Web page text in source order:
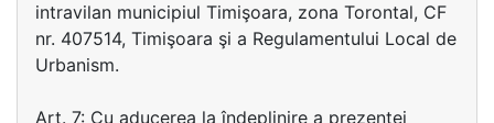
intravilan municipiul Timişoara, zona Torontal, CF
nr. 407514, Timişoara şi a Regulamentului Local de
Urbanism.
Art. 7: Cu aducerea la îndeplinire a prezentei